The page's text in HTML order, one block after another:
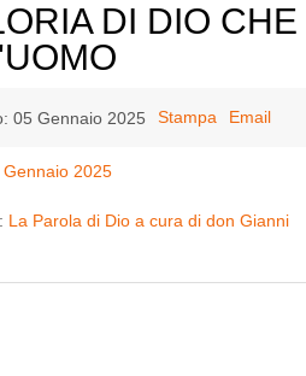
DI DIO
05 Gennaio 2025 Stampa Email
2025
La Parola di Dio a cura di don Gianni